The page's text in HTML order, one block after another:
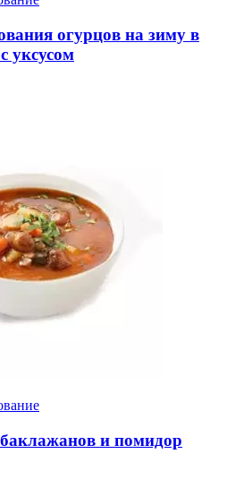
огурцов на зиму в
уксусом
и помидор